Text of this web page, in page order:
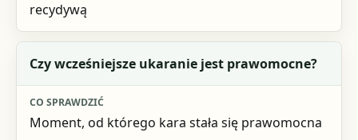
recydywą
Czy wcześniejsze ukaranie jest prawomocne?
Moment, od którego kara stała się prawomocna